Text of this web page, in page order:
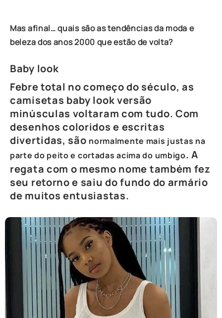
Mas afinal… quais são as tendências da moda e
beleza dos anos 2000 que estão de volta?
Baby look
Febre total no começo do século, as
camisetas baby look versão
minúsculas voltaram com tudo. Com
desenhos coloridos e escritas
divertidas, são normalmente mais justas na
parte do peito e cortadas acima do umbigo. A
regata com o mesmo nome também fez
seu retorno e saiu do fundo do armário
de muitos entusiastas.